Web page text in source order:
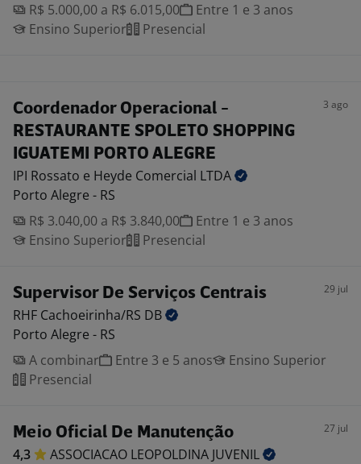
R$ 5.000,00 a R$ 6.015,00
Entre 1 e 3 anos
Ensino Superior
Presencial
Coordenador Operacional -
RESTAURANTE SPOLETO SHOPPING
IGUATEMI PORTO ALEGRE
3 ago
IPI Rossato e Heyde Comercial LTDA
Porto Alegre - RS
R$ 3.040,00 a R$ 3.840,00
Entre 1 e 3 anos
Ensino Superior
Presencial
Supervisor De Serviços Centrais 29 jul
RHF Cachoeirinha/RS DB
Porto Alegre - RS
A combinar
Entre 3 e 5 anos
Ensino Superior
Presencial
Meio Oficial De Manutenção 27 jul
4,3 ASSOCIACAO LEOPOLDINA JUVENIL